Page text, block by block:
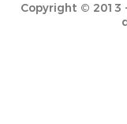
Copyright © 2013